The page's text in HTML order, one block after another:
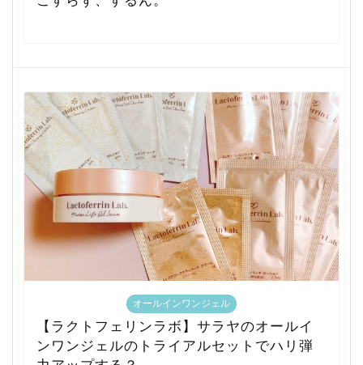
オールインワンジェル
【ラクトフェリンラボ】サラヤのオールイ
ンワンジェルのトライアルセットでハリ弾